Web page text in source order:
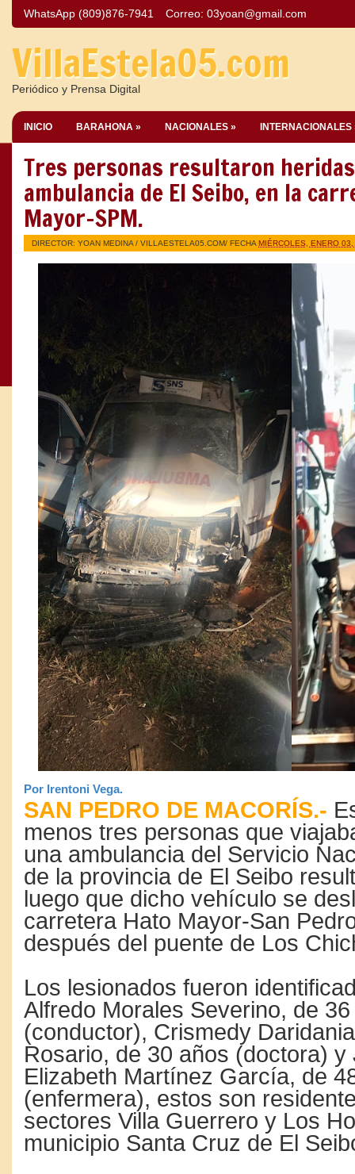
WhatsApp (809)876-7941 Correo: 03yoan@gmail.com
VillaEstela05.com
Periódico y Prensa Digital
INICIO BARAHONA » NACIONALES » INTERNACIONALES
Tres personas resultaron
ambulancia de El Seibo, en la
Mayor-SPM.
DIRECTOR: YOAN MEDINA / VILLAESTELA05.COM/ FECHA MIÉRCOLES, ENERO
Por Irentoni Vega.
SAN PEDRO DE MACORÍS.-
menos tres personas que
una ambulancia del Servicio
de la provincia de El Seibo
luego que dicho vehículo se
carretera Hato Mayor-San
después del puente de Los
Los lesionados fueron
Alfredo Morales Severino, de
(conductor), Crismedy
Rosario, de 30 años (doctora) y
Elizabeth Martínez García, de
(enfermera), estos son
sectores Villa Guerrero y Los
municipio Santa Cruz de El